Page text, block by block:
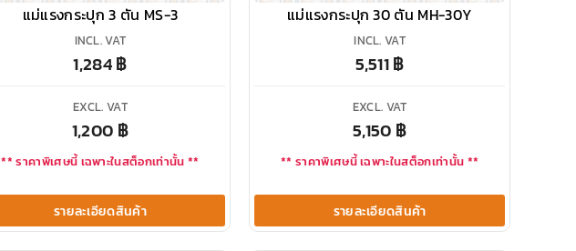
แม่แรงกระปุก 3 ตัน MS-3
INCL. VAT
1,284฿
EXCL. VAT
1,200 ฿
** ราคาพิเศษนี้ เฉพาะในสต็อกเท่านั้น **
รายละเอียดสินค้า
แม่แรงกระปุก 30 ตัน MH-30Y
INCL. VAT
5,511฿
EXCL. VAT
5,150 ฿
** ราคาพิเศษนี้ เฉพาะในสต็อกเท่านั้น **
รายละเอียดสินค้า